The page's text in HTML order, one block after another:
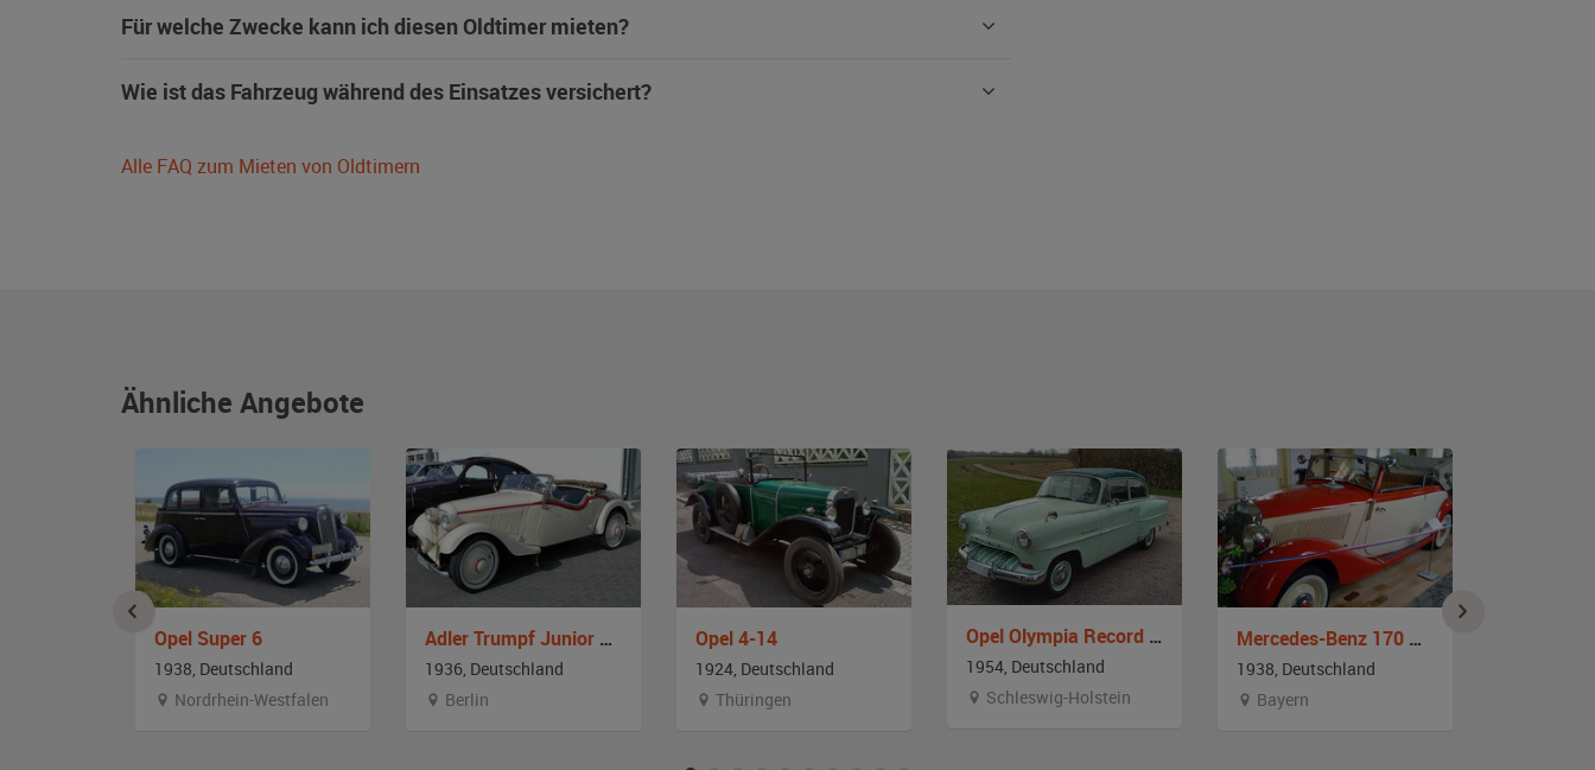
Für welche Zwecke kann ich diesen Oldtimer mieten?
Wie ist das Fahrzeug während des Einsatzes versichert?
Alle FAQ zum Mieten von Oldtimern
Ähnliche Angebote
Opel Super 6
1938, Deutschland
Nordrhein-Westfalen
Adler Trumpf Junior 1 E Roadster
1936, Deutschland
Berlin
Opel 4-14
1924, Deutschland
Thüringen
Opel Olympia Record Cabrio-Limousine
1954, Deutschland
Schleswig-Holstein
Mercedes-Benz 170 V Cabrio B
1938, Deutschland
Bayern